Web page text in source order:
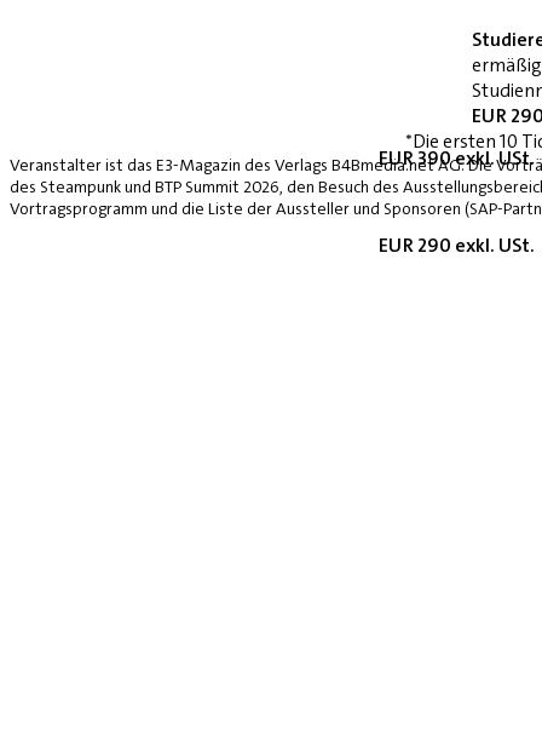
EUR 390 exkl. USt.
EUR 290 exkl. USt.
EUR
*Die ersten 10
Veranstalter ist das E3-Magazin des Verlags B4Bmedia.net AG. Die
des Steampunk und BTP Summit 2026, den Besuch des
Vortragsprogramm und die Liste der Aussteller und Sponsoren (SAP-